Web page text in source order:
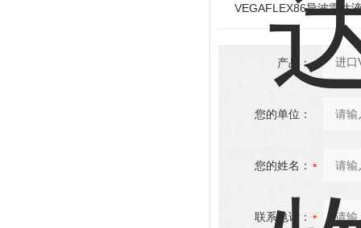
VEGAFLEX86导波雷达
产品：
您的单位：
您的姓名：
联系电话：